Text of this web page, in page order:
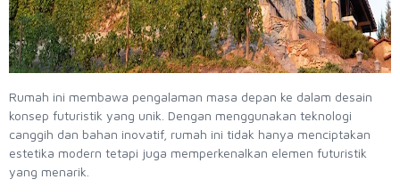
Rumah ini membawa pengalaman masa depan ke dalam desain
konsep futuristik yang unik. Dengan menggunakan teknologi
canggih dan bahan inovatif, rumah ini tidak hanya menciptakan
estetika modern tetapi juga memperkenalkan elemen futuristik
yang menarik.